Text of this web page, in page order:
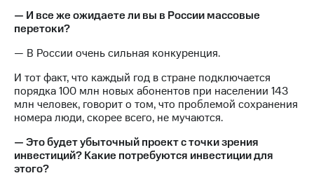
— И все же ожидаете ли вы в России массовые
перетоки?
— В России очень сильная конкуренция.
И тот факт, что каждый год в стране подключается
порядка 100 млн новых абонентов при населении 143
млн человек, говорит о том, что проблемой сохранения
номера люди, скорее всего, не мучаются.
— Это будет убыточный проект с точки зрения
инвестиций? Какие потребуются инвестиции для
этого?